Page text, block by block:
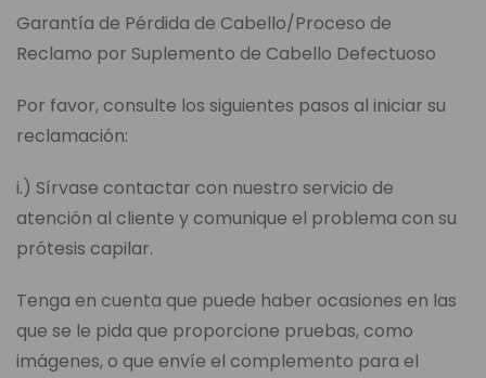
Garantía de Pérdida de Cabello/Proceso de
Reclamo por Suplemento de Cabello Defectuoso
Por favor, consulte los siguientes pasos al iniciar su
reclamación:
i.) Sírvase contactar con nuestro servicio de
atención al cliente y comunique el problema con su
prótesis capilar.
Tenga en cuenta que puede haber ocasiones en las
que se le pida que proporcione pruebas, como
imágenes, o que envíe el complemento para el